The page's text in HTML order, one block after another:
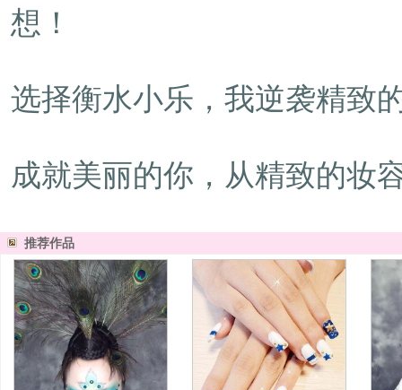
想！
选择衡水小乐，我逆袭精致
成就美丽的你，从精致的妆
推荐作品